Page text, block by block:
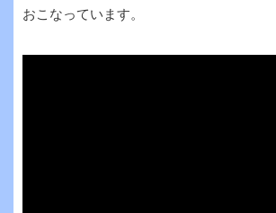
おこなっています。